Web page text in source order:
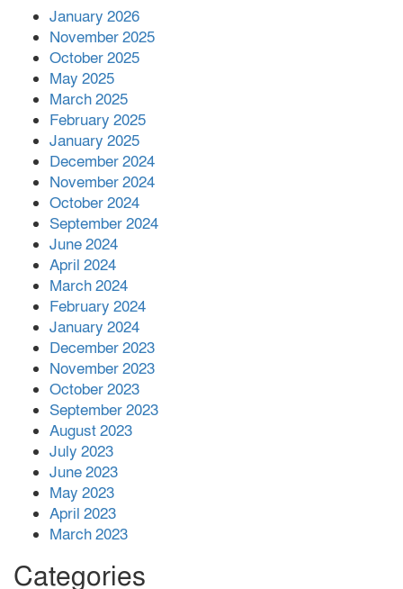
প্রশাসনের কর্তৃত্ব না থাকায় ধর্ষণ বেড়ে যাচ্ছে :
বনানীতে গাড়িচাপায় পোশাকশ্রমিক নিহত,
সড়ক অবরোধ
শহীদের রক্তের সঙ্গে বেইমানি হয় এমন কাজ
কেউ যেন না করি -জামায়াত আমির
January 2026
November 2025
October 2025
May 2025
March 2025
February 2025
January 2025
December 2024
November 2024
October 2024
September 2024
June 2024
April 2024
March 2024
February 2024
January 2024
December 2023
November 2023
October 2023
September 2023
August 2023
July 2023
June 2023
May 2023
April 2023
March 2023
Categories